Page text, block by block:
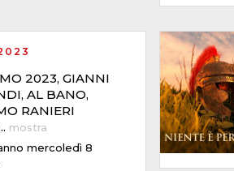
2023, GIANNI
AL BANO,
RANIERI
mostra
mercoledì 8